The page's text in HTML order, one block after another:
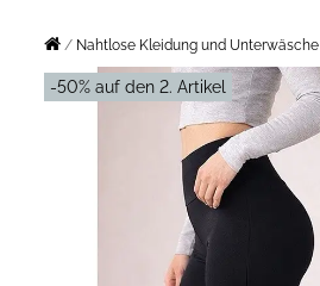
Nahtlose Kleidung und Unterwäsche
-50% auf den 2. Artikel